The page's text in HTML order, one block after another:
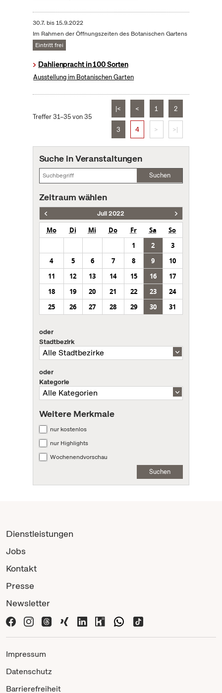
30.7. bis15.9.2022
Im Rahmen der Öffnungszeiten des Botanischen Gartens
Eintritt frei
Dahlienpracht in 100 Sorten
Ausstellung im Botanischen Garten
Treffer 31–35 von 35
|< < 1 2
3 4 > >|
Suche in Veranstaltungen
Suchen
Zeitraum wählen
Juli 2022
Mo Di Mi Do Fr Sa
So
1
2
3
4
5 6 7 8 9
10
11
12 13 14 15 16
17
18
19 20 21 22 23
24
25
26 27 28 29 30 31
oder
Stadtbezirk
oder
Kategorie
Weitere Merkmale
nur kostenlos
nur Highlights
Wochenendvorschau
Suchen
Dienstleistungen
Jobs
Kontakt
Presse
Newsletter
Impressum
Datenschutz
Barrierefreiheit